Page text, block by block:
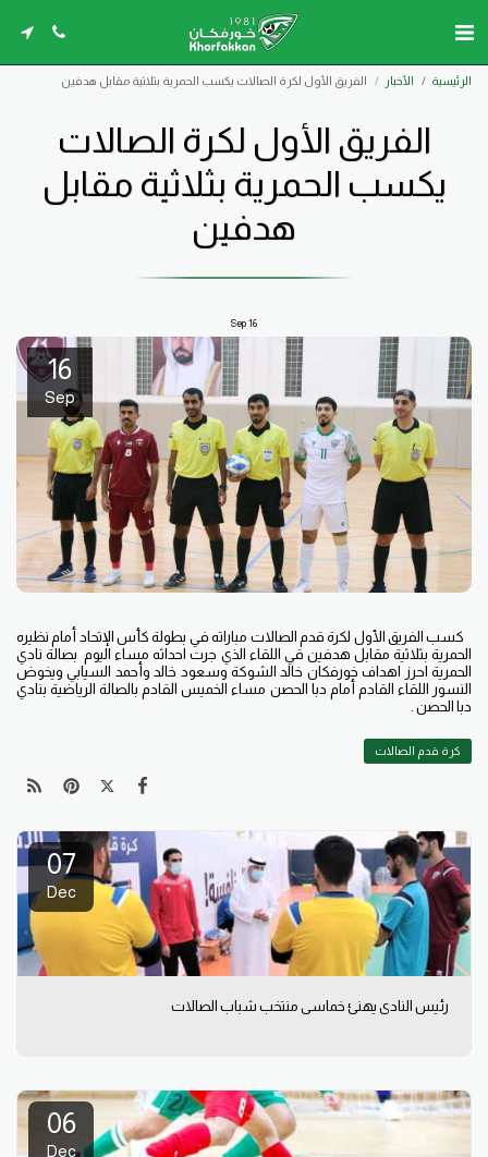
الرئيسية الأخبار الفريق الأول لكرة الصالات يكسب الحمرية بثلاثية مقابل هدفين
الفريق الأول لكرة الصالات
يكسب الحمرية بثلاثية مقابل
هدفين
16
Sep
16
Sep
كسب الفريق الأول لكرة قدم الصالات مباراته في بطولة كأس الإتحاد أمام نظيره
الحمرية بثلاثية مقابل هدفين قي اللقاء الذي جرت احداثه مساء اليوم بصالة نادي
الحمرية احرز اهداف خورفكان خالد الشوكة وسعود خالد وأحمد السيابي ويخوض
النسور اللقاء القادم أمام دبا الحصن مساء الخميس القادم بالصالة الرياضية بنادي
دبا الحصن .
كرة قدم الصالات
07
Dec
رئيس النادي يهنئ خماسي منتخب شباب الصالات
06
Dec